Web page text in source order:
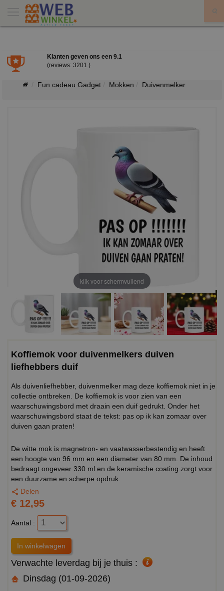
Klanten geven ons een 9.1
(reviews: 3201 )
Fun cadeau Gadget Mokken Duivenmelker
klik voor schermvullend
Koffiemok voor duivenmelkers duiven
liefhebbers duif
Als duivenliefhebber, duivenmelker mag deze koffiemok niet in je
collectie ontbreken. De koffiemok is voor zien van een
waarschuwingsbord met draain een duif gedrukt. Onder het
waarschuwingsbord staat de tekst: pas op ik kan zomaar over
duiven gaan praten!
De witte mok is magnetron- en vaatwasserbestendig en heeft
een hoogte van 96 mm en een diameter van 80 mm. De inhoud
bedraagt ongeveer 330 ml en de keramische coating zorgt voor
een duurzame en scherpe opdruk.
Delen
€ 12,95
Aantal :
Verwachte leverdag bij je thuis :
Dinsdag (01-09-2026)